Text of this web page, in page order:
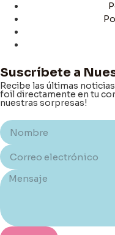
Suscríbete a
Recibe las últimas
foil directamente en tu
nuestras sorpresas!